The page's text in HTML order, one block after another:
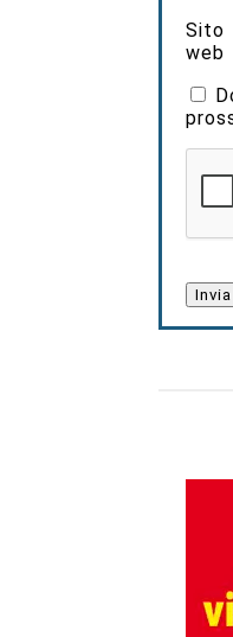
Sito
web